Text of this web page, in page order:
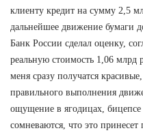
клиенту кредит на сумму 2,5
дальнейшее движение бумаги
Банк России сделал оценку,
реальную стоимость 1,06 млрд
меня сразу получатся
правильного выполнения
ощущение в ягодицах,
сомневаются, что это